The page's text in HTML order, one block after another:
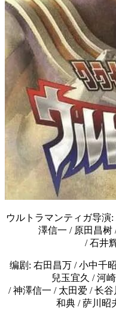
ウルトラマンティガ导演
澤信一 / 原田昌树
/ 石井
编剧: 右田昌万 / 小中千
兒玉宜久 / 河
/ 神澤信一 / 太田爱 / 长
和典 / 萨川昭